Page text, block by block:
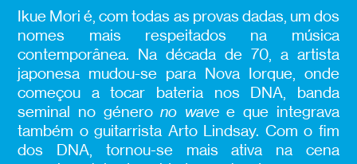
Ikue Mori é, com todas as provas dadas, um dos
nomes mais respeitados na música
contemporânea. Na década de 70, a artista
japonesa mudou-se para Nova Iorque, onde
começou a tocar bateria nos DNA, banda
seminal no génerono wavee que integrava
também o guitarrista Arto Lindsay. Com o fim
dos DNA, tornou-se mais ativa na cena